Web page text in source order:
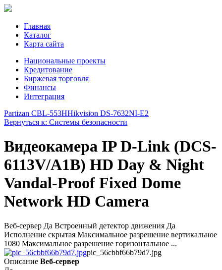
Главная
Каталог
Карта сайта
Национальные проекты
Кредитование
Биржевая торговля
Финансы
Интеграция
Partizan CBL-553HHikvision DS-7632NI-E2
Вернуться к: Системы безопасности
Видеокамера IP D-Link (DCS-
6113V/A1B) HD Day & Night
Vandal-Proof Fixed Dome
Network HD Camera
Веб-сервер Да Встроенный детектор движения Да
Исполнение скрытая Максимальное разрешение вертикальное
1080 Максимальное разрешение горизонтальное ...
pic_56cbbf66b79d7.jpg
Описание Веб-сервер